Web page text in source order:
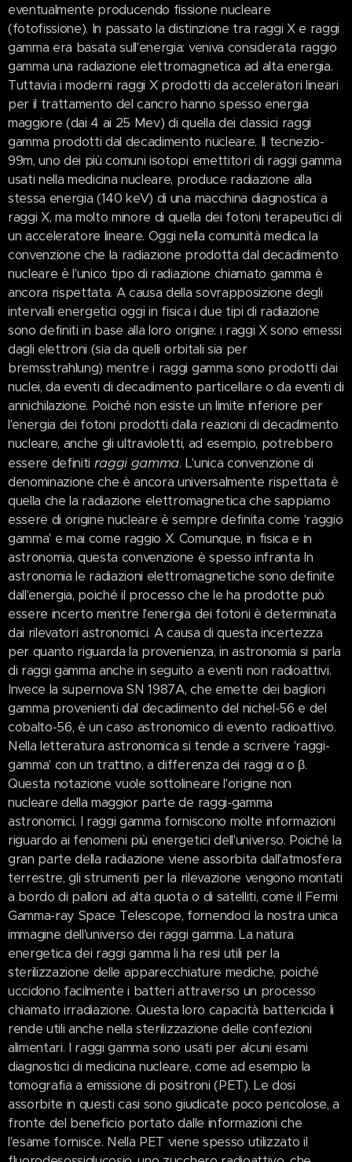
eventualmente producendo fissione nucleare
(fotofissione). In passato la distinzione tra raggi X e raggi
gamma era basata sull'energia: veniva considerata raggio
gamma una radiazione elettromagnetica ad alta energia.
Tuttavia i moderni raggi X prodotti da acceleratori lineari
per il trattamento del cancro hanno spesso energia
maggiore (dai 4 ai 25 Mev) di quella dei classici raggi
gamma prodotti dal decadimento nucleare. Il tecnezio-
99m, uno dei più comuni isotopi emettitori di raggi gamma
usati nella medicina nucleare, produce radiazione alla
stessa energia (140 keV) di una macchina diagnostica a
raggi X, ma molto minore di quella dei fotoni terapeutici di
un acceleratore lineare. Oggi nella comunità medica la
convenzione che la radiazione prodotta dal decadimento
nucleare è l'unico tipo di radiazione chiamato gamma è
ancora rispettata. A causa della sovrapposizione degli
intervalli energetici oggi in fisica i due tipi di radiazione
sono definiti in base alla loro origine: i raggi X sono emessi
dagli elettroni (sia da quelli orbitali sia per
bremsstrahlung) mentre i raggi gamma sono prodotti dai
nuclei, da eventi di decadimento particellare o da eventi di
annichilazione. Poiché non esiste un limite inferiore per
l'energia dei fotoni prodotti dalla reazioni di decadimento
nucleare, anche gli ultravioletti, ad esempio, potrebbero
essere definiti raggi gamma. L'unica convenzione di
denominazione che è ancora universalmente rispettata è
quella che la radiazione elettromagnetica che sappiamo
essere di origine nucleare è sempre definita come 'raggio
gamma' e mai come raggio X. Comunque, in fisica e in
astronomia, questa convenzione è spesso infranta In
astronomia le radiazioni elettromagnetiche sono definite
dall'energia, poiché il processo che le ha prodotte può
essere incerto mentre l'energia dei fotoni è determinata
dai rilevatori astronomici. A causa di questa incertezza
per quanto riguarda la provenienza, in astronomia si parla
di raggi gamma anche in seguito a eventi non radioattivi.
Invece la supernova SN 1987A, che emette dei bagliori
gamma provenienti dal decadimento del nichel-56 e del
cobalto-56, è un caso astronomico di evento radioattivo.
Nella letteratura astronomica si tende a scrivere 'raggi-
gamma' con un trattino, a differenza dei raggi α o β.
Questa notazione vuole sottolineare l'origine non
nucleare della maggior parte de raggi-gamma
astronomici. I raggi gamma forniscono molte informazioni
riguardo ai fenomeni più energetici dell'universo. Poiché la
gran parte della radiazione viene assorbita dall'atmosfera
terrestre, gli strumenti per la rilevazione vengono montati
a bordo di palloni ad alta quota o di satelliti, come il Fermi
Gamma-ray Space Telescope, fornendoci la nostra unica
immagine dell'universo dei raggi gamma. La natura
energetica dei raggi gamma li ha resi utili per la
sterilizzazione delle apparecchiature mediche, poiché
uccidono facilmente i batteri attraverso un processo
chiamato irradiazione. Questa loro capacità battericida li
rende utili anche nella sterilizzazione delle confezioni
alimentari. I raggi gamma sono usati per alcuni esami
diagnostici di medicina nucleare, come ad esempio la
tomografia a emissione di positroni (PET). Le dosi
assorbite in questi casi sono giudicate poco pericolose, a
fronte del beneficio portato dalle informazioni che
l'esame fornisce. Nella PET viene spesso utilizzato il